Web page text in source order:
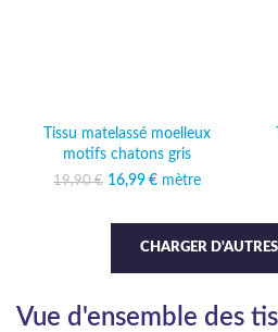
Tissu matelassé moelleux
motifs chatons gris
19,90€ Le prix initial était :
16,99 €
Le prix
16,99 €.
mètre
CHARGER
Vue d'ensemble des